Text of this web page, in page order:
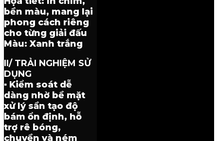
bền màu, mang lại
phong cách riêng
cho từng giải đấu
Màu: Xanh trắng
II/ TRẢI NGHIỆM SỬ
DỤNG
▪ Kiểm soát dễ
dàng nhờ bề mặt
xử lý sần tạo độ
bám ổn định, hỗ
trợ rê bóng,
chuyền và ném